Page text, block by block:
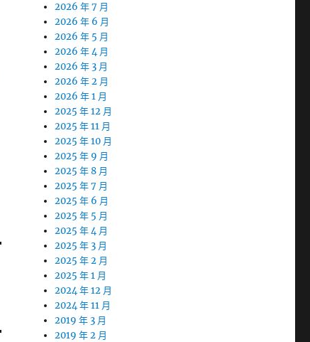
2026 年 7 月
2026 年 6 月
2026 年 5 月
2026 年 4 月
2026 年 3 月
2026 年 2 月
2026 年 1 月
2025 年 12 月
2025 年 11 月
2025 年 10 月
2025 年 9 月
2025 年 8 月
2025 年 7 月
2025 年 6 月
2025 年 5 月
2025 年 4 月
2025 年 3 月
2025 年 2 月
2025 年 1 月
2024 年 12 月
2024 年 11 月
2019 年 3 月
2019 年 2 月